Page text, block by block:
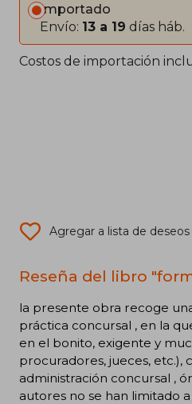
Importado
Envío: 13 a 19 días háb.
Costos de importación
Agregar a lista de deseos
Reseña del libro
la presente obra recoge
práctica concursal , en la
en el bonito, exigente y
procuradores, jueces, etc.),
administración concursal ,
autores no se han limitado